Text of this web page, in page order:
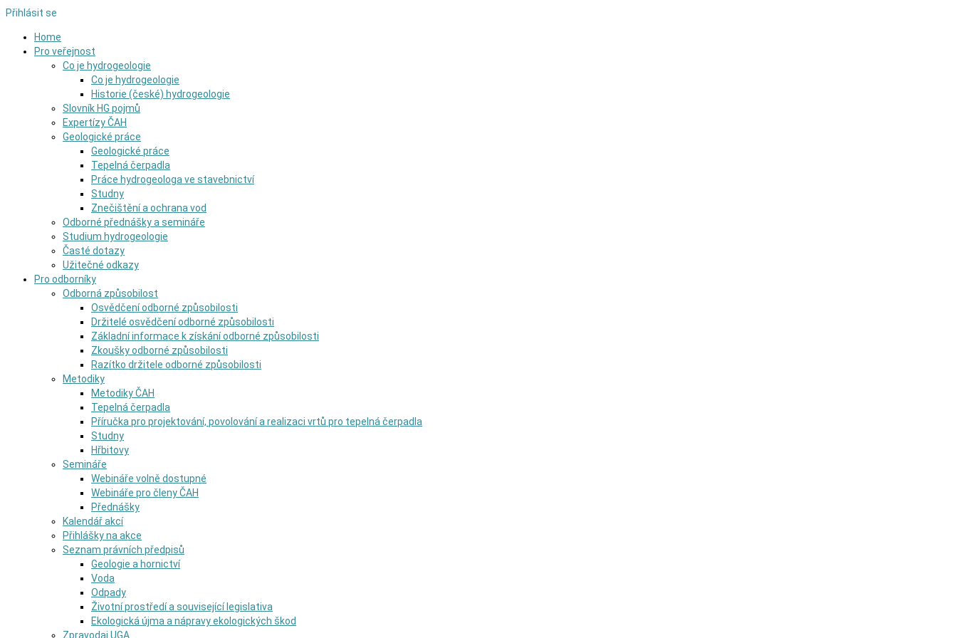
Přihlásit se
Home
Pro veřejnost
Co je hydrogeologie
Co je hydrogeologie
Historie (české) hydrogeologie
Slovník HG pojmů
Expertízy ČAH
Geologické práce
Geologické práce
Tepelná čerpadla
Práce hydrogeologa ve stavebnictví
Studny
Znečištění a ochrana vod
Odborné přednášky a semináře
Studium hydrogeologie
Časté dotazy
Užitečné odkazy
Pro odborníky
Odborná způsobilost
Osvědčení odborné způsobilosti
Držitelé osvědčení odborné způsobilosti
Základní informace k získání odborné způsobilosti
Zkoušky odborné způsobilosti
Razítko držitele odborné způsobilosti
Metodiky
Metodiky ČAH
Tepelná čerpadla
Příručka pro projektování, povolování a realizaci vrtů pro tepelná čerpadla
Studny
Hřbitovy
Semináře
Webináře volně dostupné
Webináře pro členy ČAH
Přednášky
Kalendář akcí
Přihlášky na akce
Seznam právních předpisů
Geologie a hornictví
Voda
Odpady
Životní prostředí a související legislativa
Ekologická újma a nápravy ekologických škod
Zpravodaj UGA